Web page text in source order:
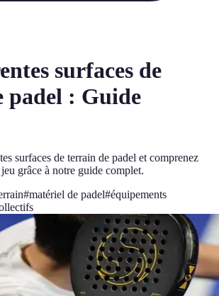
surfaces de
padel : Guide
surfaces de terrain de padel et comprenez
grâce à notre guide complet.
#matériel de padel#équipements